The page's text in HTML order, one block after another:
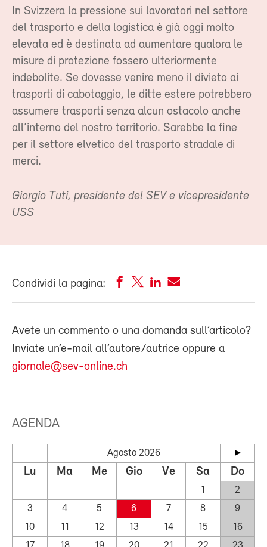
In Svizzera la pressione sui lavoratori nel settore
del trasporto e della logistica è già oggi molto
elevata ed è destinata ad aumentare qualora le
misure di protezione fossero ulteriormente
indebolite. Se dovesse venire meno il divieto ai
trasporti di cabotaggio, le ditte estere potrebbero
assumere trasporti senza alcun ostacolo anche
all’interno del nostro territorio. Sarebbe la fine
per il settore elvetico del trasporto stradale di
merci.
Giorgio Tuti, presidente del SEV e vicepresidente
USS
Condividi la pagina:
Avete un commento o una domanda sull’articolo?
Inviate un’e-mail all’autore/autrice oppure a
giornale@sev-online.ch
AGENDA
Agosto 2026
Lu Ma Me Gio Ve Sa Do
1
2
3
4 5 6 7 8
9
10
11 12 13 14 15
16